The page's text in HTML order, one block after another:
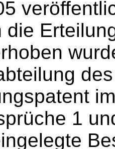
die
1